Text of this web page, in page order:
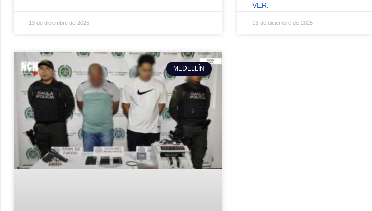
13 de diciembre de 2025
VER.
13 de diciembre de 2025
MEDELLÍN